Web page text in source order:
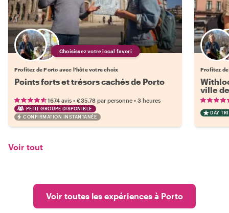
Choisissez votre local favori
Profitez de Porto avec l'hôte votre choix
Points forts et trésors cachés de Porto
1674 avis • €35.78 par personne • 3 heures
PETIT GROUPE DISPONIBLE
CONFIRMATION INSTANTANÉE
Profitez
ville
DAY
Voir tout
Voir toutes les expériences à Porto